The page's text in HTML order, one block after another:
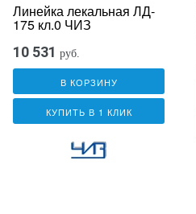
Линейка лекальная ЛД-
175 кл.0 ЧИЗ
10 531 руб.
В КОРЗИНУ
КУПИТЬ В 1 КЛИК